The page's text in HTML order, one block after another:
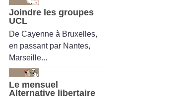
Joindre les groupes
UCL
De Cayenne à Bruxelles,
en passant par Nantes,
Marseille...
Le mensuel
Alternative libertaire